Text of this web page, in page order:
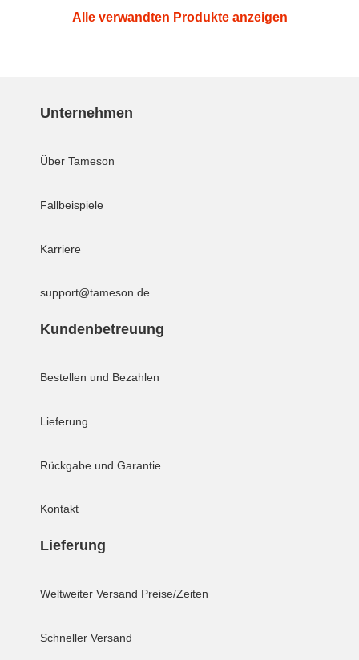
Alle verwandten Produkte anzeigen
Unternehmen
Über Tameson
Fallbeispiele
Karriere
support@tameson.de
Kundenbetreuung
Bestellen und Bezahlen
Lieferung
Rückgabe und Garantie
Kontakt
Lieferung
Weltweiter Versand Preise/Zeiten
Schneller Versand